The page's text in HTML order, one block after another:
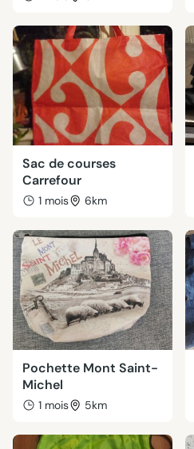
Sac de courses
Carrefour
1 mois 6km
Pochette Mont Saint-
Michel
1 mois 5km